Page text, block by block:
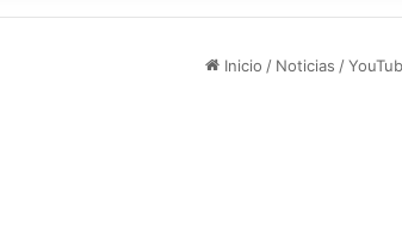
Inicio / Noticias /